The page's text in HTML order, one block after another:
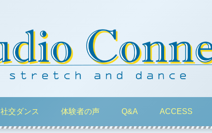
社交ダンス 体験者の声 Q&A ACCESS